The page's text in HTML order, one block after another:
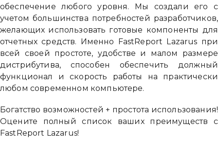
обеспечение любого уровня. Мы создали его с
учетом большинства потребностей разработчиков,
желающих использовать готовые компоненты для
отчетных средств. Именно FastReport Lazarus при
всей своей простоте, удобстве и малом размере
дистрибутива, способен обеспечить должный
функционал и скорость работы на практически
любом современном компьютере.
Богатство возможностей + простота использования!
Оцените полный список ваших преимуществ с
FastReport Lazarus!